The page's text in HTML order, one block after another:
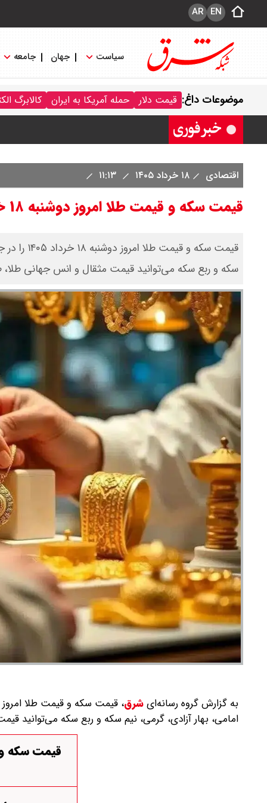
EN
AR
سیاست جهان جامعه
موضوعات داغ: قیمت دلار حمله آمریکا به ایران کالابرگ
قیمت سکه پارسیان امروز جمعه ۱۶ مرداد ۱۴۰۵ / سکه پارسیان ۱۰۰ سوتی چند ؟ جدول
ترکیه و عراق، پروژه کاهش وابستگی
اقتصادی ۱۸ خرداد ۱۴۰۵
قیمت سکه و قیمت طلا امروز دوشنبه ۱۸ خرداد ۱۴۰۵/ قیمت طلای 18 عیار امروز چند؟+ جدول
قیمت
سکه و ربع سکه می‌توانید قیمت مثقال و انس جهانی
به گزارش گروه رسانه‌ایشرق،
امامی، بهار آزادی، گرمی، نیم سکه و ربع سکه می‌توانید